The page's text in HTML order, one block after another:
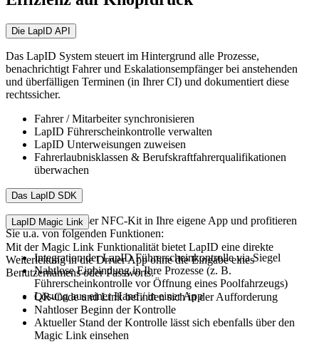
Die LapID API
Das LapID System steuert im Hintergrund alle Prozesse,
benachrichtigt Fahrer und Eskalationsempfänger bei anstehenden
und überfälligen Terminen (in Ihrer CI) und dokumentiert diese
rechtssicher.
Fahrer / Mitarbeiter synchronisieren
LapID Führerscheinkontrolle verwalten
LapID Unterweisungen zuweisen
Fahrerlaubnisklassen & Berufskraftfahrerqualifikationen
überwachen
Das LapID SDK
Integrieren Sie unser NFC-Kit in Ihre eigene App und profitieren
Sie u.a. von folgenden Funktionen:
Integration der LapID Führerscheinkontrolle via Siegel
Nahtlose Einbindung in Ihre Prozesse (z. B.
Führerscheinkontrolle vor Öffnung eines Poolfahrzeugs)
Lösung aus einer Hand / in einer App
LapID Magic Link
Mit der Magic Link Funktionalität bietet LapID eine direkte
Weiterleitung in die Driver App ohne die Eingabe eines
Benutzernamens oder Passworts.
QR-Code und Link befinden sich in der Aufforderung
Nahtloser Beginn der Kontrolle
Aktueller Stand der Kontrolle lässt sich ebenfalls über den
Magic Link einsehen